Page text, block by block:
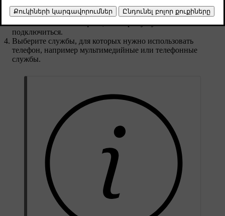
перейдите в разделНастройки .
Перейдите в менюПодключение→Bluetooth.
Нажмите на имя телефона, к которому нужно
подключиться.
Выберите службы, для которых нужно использовать
телефон, например мультимедийные или телефонные
службы.